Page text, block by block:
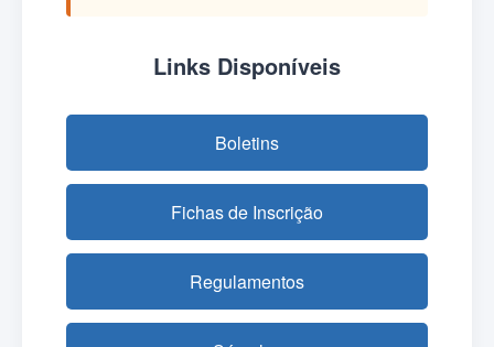
Links Disponíveis
Boletins
Fichas de Inscrição
Regulamentos